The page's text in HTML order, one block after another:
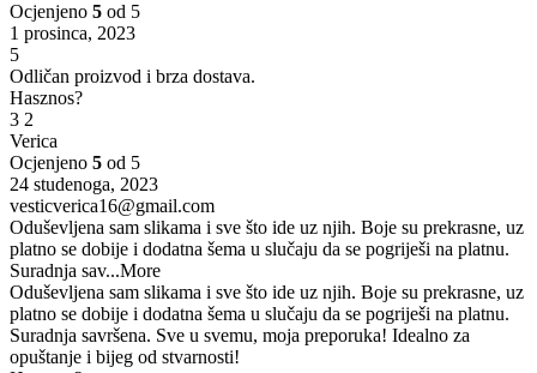
Ocjenjeno 5 od 5
1 prosinca, 2023
5
Odličan proizvod i brza dostava.
Hasznos?
3 2
Verica
Ocjenjeno 5 od 5
24 studenoga, 2023
vesticverica16@gmail.com
Oduševljena sam slikama i sve što ide uz njih. Boje su prekrasne, uz
platno se dobije i dodatna šema u slučaju da se pogriješi na platnu.
Suradnja sav...More
Oduševljena sam slikama i sve što ide uz njih. Boje su prekrasne, uz
platno se dobije i dodatna šema u slučaju da se pogriješi na platnu.
Suradnja savršena. Sve u svemu, moja preporuka! Idealno za
opuštanje i bijeg od stvarnosti!